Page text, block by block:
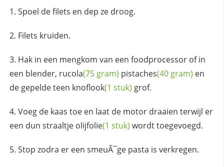
Spoel de filets en dep ze droog.
Filets kruiden.
Hak in een mengkom van een foodprocessor of in
een blender, rucola(75 gram) pistaches(40 gram) en
de gepelde teen knoflook(1 stuk) grof.
Voeg de kaas toe en laat de motor draaien terwijl er
een dun straaltje olijfolie(1 stuk) wordt toegevoegd.
Stop zodra er een smeuÃ¯ge pasta is verkregen.